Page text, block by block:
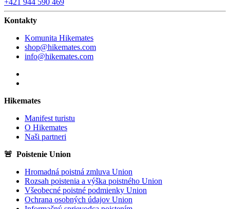
+421 944 590 469
Kontakty
Komunita Hikemates
shop@hikemates.com
info@hikemates.com
Hikemates
Manifest turistu
O Hikemates
Naši partneri
🚨 Poistenie Union
Hromadná poistná zmluva Union
Rozsah poistenia a výška poistného Union
Všeobecné poistné podmienky Union
Ochrana osobných údajov Union